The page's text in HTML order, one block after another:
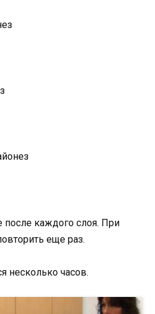
после каждого слоя. При
еще раз.
несколько часов.